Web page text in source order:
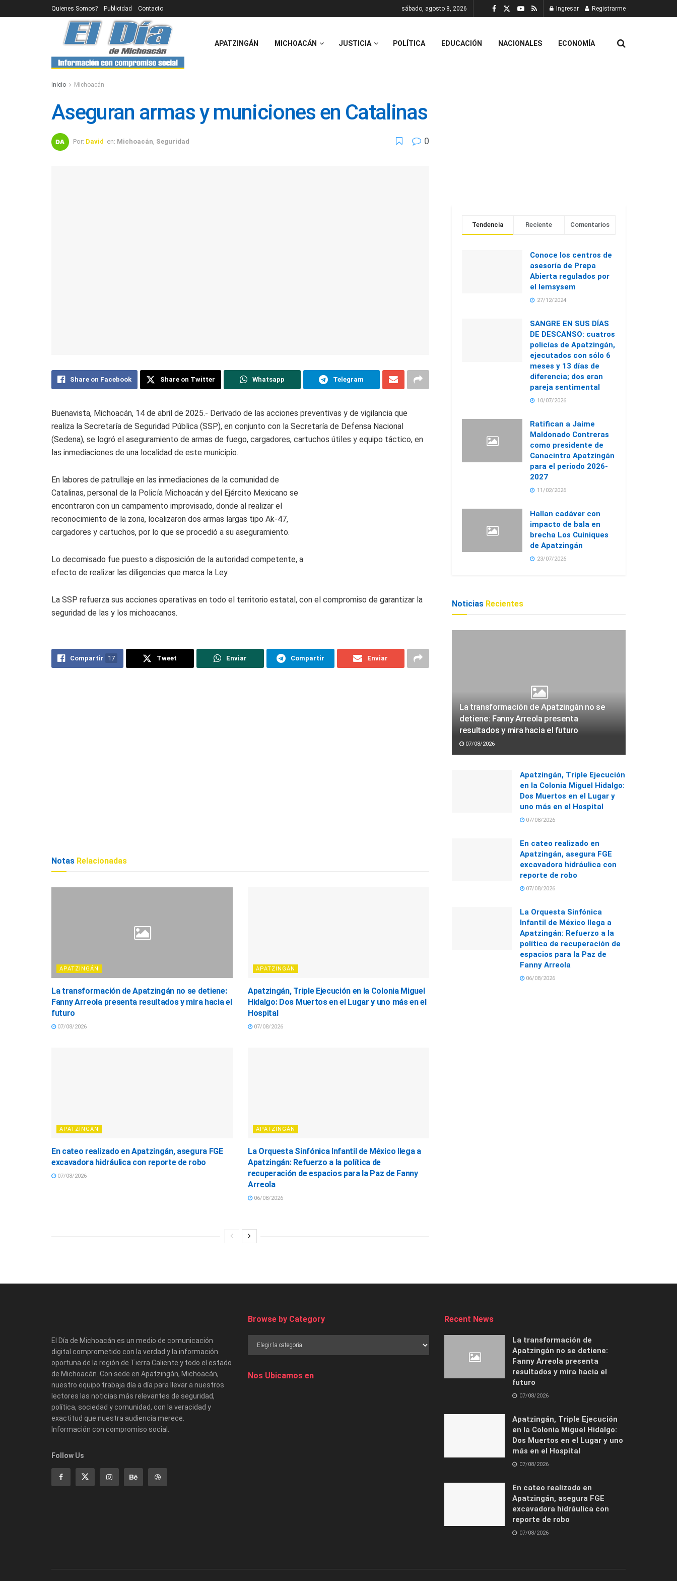
Quienes Somos? Publicidad Contacto sábado, agosto 8, 2026 Ingresar Registrarme
APATZINGÁN MICHOACÁN JUSTICIA POLÍTICA EDUCACIÓN NACIONALES ECONOMÍA
Inicio Michoacán
Aseguran armas y municiones en Catalinas
Por: David en: Michoacán Seguridad 0
Share on Facebook Share on Twitter Whatsapp Telegram
Buenavista, Michoacán, 14 de abril de 2025.- Derivado de las acciones preventivas y de vigilancia que
realiza la Secretaría de Seguridad Pública (SSP), en conjunto con la Secretaría de Defensa Nacional
(Sedena), se logró el aseguramiento de armas de fuego, cargadores, cartuchos útiles y equipo táctico, en
las inmediaciones de una localidad de este municipio.
En labores de patrullaje en las inmediaciones de la comunidad de
Catalinas, personal de la Policía Michoacán y del Ejército Mexicano se
encontraron con un campamento improvisado, donde al realizar el
reconocimiento de la zona, localizaron dos armas largas tipo Ak-47,
cargadores y cartuchos, por lo que se procedió a su aseguramiento.
Lo decomisado fue puesto a disposición de la autoridad competente, a
efecto de realizar las diligencias que marca la Ley.
La SSP refuerza sus acciones operativas en todo el territorio estatal, con el compromiso de garantizar la
seguridad de las y los michoacanos.
Compartir 17 Tweet Enviar Compartir Enviar
Notas Relacionadas
APATZINGÁN
La transformación de Apatzingán no se detiene:
Fanny Arreola presenta resultados y mira hacia el
futuro
07/08/2026
APATZINGÁN
Apatzingán, Triple Ejecución en la Colonia Miguel
Hidalgo: Dos Muertos en el Lugar y uno más en el
Hospital
07/08/2026
APATZINGÁN
En cateo realizado en Apatzingán, asegura FGE
excavadora hidráulica con reporte de robo
07/08/2026
APATZINGÁN
La Orquesta Sinfónica Infantil de México llega a
Apatzingán: Refuerzo a la política de
recuperación de espacios para la Paz de Fanny
Arreola
06/08/2026
Tendencia Reciente Comentarios
Conoce los centros de
asesoría de Prepa
Abierta regulados por
el Iemsysem
27/12/2024
SANGRE EN SUS DÍAS
DE DESCANSO: cuatros
policías de Apatzingán,
ejecutados con sólo 6
meses y 13 días de
diferencia; dos eran
pareja sentimental
10/07/2026
Ratifican a Jaime
Maldonado Contreras
como presidente de
Canacintra Apatzingán
para el periodo 2026-
2027
11/02/2026
Hallan cadáver con
impacto de bala en
brecha Los Cuiniques
de Apatzingán
23/07/2026
Noticias Recientes
La transformación de Apatzingán no se
detiene: Fanny Arreola presenta
resultados y mira hacia el futuro
07/08/2026
Apatzingán, Triple Ejecución
en la Colonia Miguel Hidalgo:
Dos Muertos en el Lugar y
uno más en el Hospital
07/08/2026
En cateo realizado en
Apatzingán, asegura FGE
excavadora hidráulica con
reporte de robo
07/08/2026
La Orquesta Sinfónica
Infantil de México llega a
Apatzingán: Refuerzo a la
política de recuperación de
espacios para la Paz de
Fanny Arreola
06/08/2026
El Día de Michoacán es un medio de comunicación
digital comprometido con la verdad y la información
oportuna de la región de Tierra Caliente y todo el estado
de Michoacán. Con sede en Apatzingán, Michoacán,
nuestro equipo trabaja día a día para llevar a nuestros
lectores las noticias más relevantes de seguridad,
política, sociedad y comunidad, con la veracidad y
exactitud que nuestra audiencia merece.
Información con compromiso social.
Follow Us
Browse by Category
Nos Ubicamos en
Recent News
La transformación de
Apatzingán no se detiene:
Fanny Arreola presenta
resultados y mira hacia el
futuro
07/08/2026
Apatzingán, Triple Ejecución
en la Colonia Miguel Hidalgo:
Dos Muertos en el Lugar y uno
más en el Hospital
07/08/2026
En cateo realizado en
Apatzingán, asegura FGE
excavadora hidráulica con
reporte de robo
07/08/2026